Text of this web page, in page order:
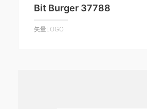
Bit Burger 37788
矢量LOGO